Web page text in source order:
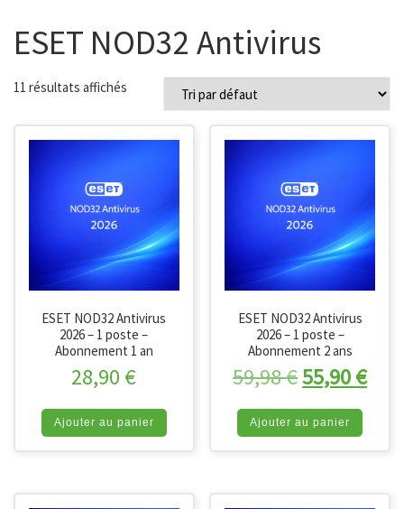
ESET NOD32 Antivirus
11 résultats affichés
ESET NOD32 Antivirus
2026 – 1 poste –
Abonnement 1 an
28,90 €
Ajouter au panier
ESET NOD32 Antivirus
2026 – 1 poste –
Abonnement 2 ans
59,98€Le prix
55,90€Le
Ajouter au panier